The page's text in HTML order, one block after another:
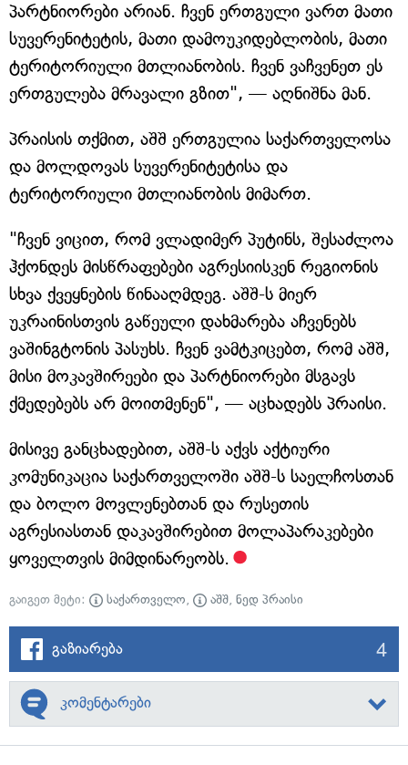
პარტნიორები არიან. ჩვენ ერთგული ვართ მათი
სუვერენიტეტის, მათი დამოუკიდებლობის, მათი
ტერიტორიული მთლიანობის. ჩვენ ვაჩვენეთ ეს
ერთგულება მრავალი გზით", — აღნიშნა მან.
პრაისის თქმით, აშშ ერთგულია საქართველოსა
და მოლდოვას სუვერენიტეტისა და
ტერიტორიული მთლიანობის მიმართ.
"ჩვენ ვიცით, რომ ვლადიმერ პუტინს, შესაძლოა
ჰქონდეს მისწრაფებები აგრესიისკენ რეგიონის
სხვა ქვეყნების წინააღმდეგ. აშშ-ს მიერ
უკრაინისთვის გაწეული დახმარება აჩვენებს
ვაშინგტონის პასუხს. ჩვენ ვამტკიცებთ, რომ აშშ,
მისი მოკავშირეები და პარტნიორები მსგავს
ქმედებებს არ მოითმენენ", — აცხადებს პრაისი.
მისივე განცხადებით, აშშ-ს აქვს აქტიური
კომუნიკაცია საქართველოში აშშ-ს საელჩოსთან
და ბოლო მოვლენებთან და რუსეთის
აგრესიასთან დაკავშირებით მოლაპარაკებები
ყოველთვის მიმდინარეობს.
გაიგეთ მეტი: საქართველო, აშშ, ნედ პრაისი
გაზიარება 4
კომენტარები